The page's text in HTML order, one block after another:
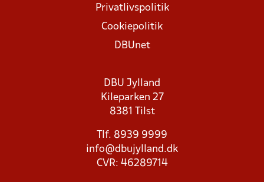
Privatlivspolitik
Cookiepolitik
DBUnet
DBU Jylland
Kileparken 27
8381 Tilst
Tlf. 8939 9999
info@dbujylland.dk
CVR: 46289714